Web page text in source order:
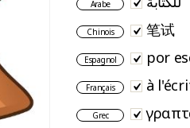
Arabe
Chinois 笔试
Espagnol por
Français à
Grec